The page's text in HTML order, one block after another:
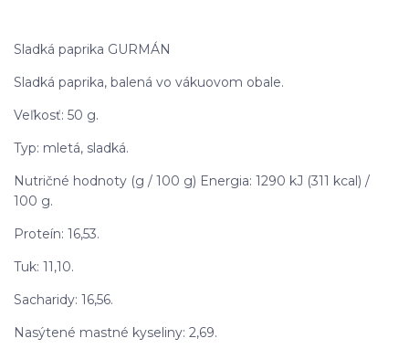
Sladká paprika GURMÁN
Sladká paprika, balená vo vákuovom obale.
Veľkosť: 50 g.
Typ: mletá, sladká.
Nutričné hodnoty (g / 100 g) Energia: 1290 kJ (311 kcal) /
100 g.
Proteín: 16,53.
Tuk: 11,10.
Sacharidy: 16,56.
Nasýtené mastné kyseliny: 2,69.